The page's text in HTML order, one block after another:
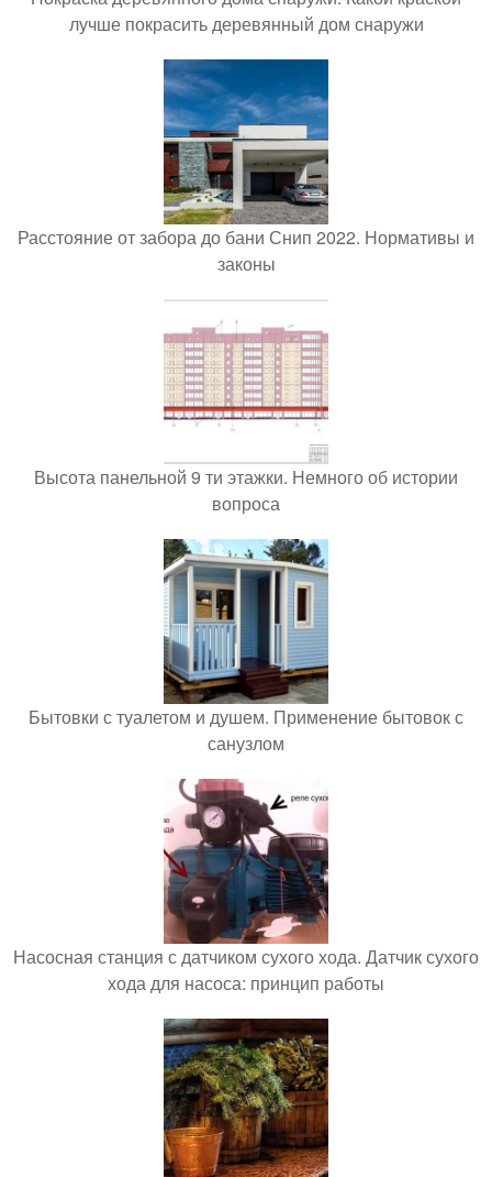
лучше покрасить деревянный дом снаружи
Расстояние от забора до бани Снип 2022. Нормативы и
законы
Высота панельной 9 ти этажки. Немного об истории
вопроса
Бытовки с туалетом и душем. Применение бытовок с
санузлом
Насосная станция с датчиком сухого хода. Датчик сухого
хода для насоса: принцип работы